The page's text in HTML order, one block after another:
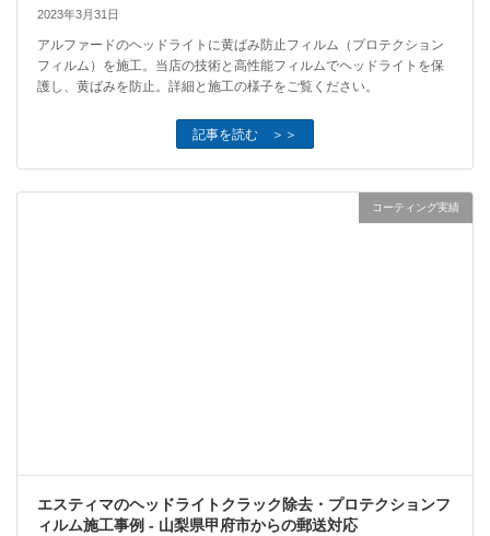
2023年3月31日
アルファードのヘッドライトに黄ばみ防止フィルム（プロテクション
フィルム）を施工。当店の技術と高性能フィルムでヘッドライトを保
護し、黄ばみを防止。詳細と施工の様子をご覧ください。
記事を読む ＞＞
コーティング実績
エスティマのヘッドライトクラック除去・プロテクションフ
ィルム施工事例 - 山梨県甲府市からの郵送対応